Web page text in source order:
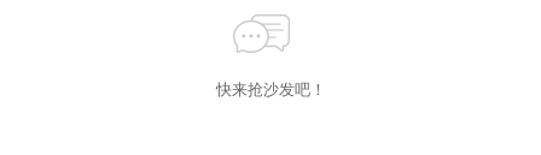
快来抢沙发吧！